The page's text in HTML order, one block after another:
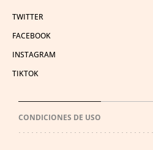
TWITTER
FACEBOOK
INSTAGRAM
TIKTOK
CONDICIONES DE USO